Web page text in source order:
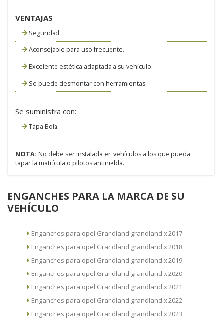
VENTAJAS
Seguridad.
Aconsejable para uso frecuente.
Excelente estética adaptada a su vehículo.
Se puede desmontar con herramientas.
Se suministra con:
Tapa Bola.
NOTA: No debe ser instalada en vehículos a los que pueda
tapar la matrícula o pilotos antiniebla.
ENGANCHES PARA LA MARCA DE SU
VEHÍCULO
Enganches para opel Grandland grandland x 2017
Enganches para opel Grandland grandland x 2018
Enganches para opel Grandland grandland x 2019
Enganches para opel Grandland grandland x 2020
Enganches para opel Grandland grandland x 2021
Enganches para opel Grandland grandland x 2022
Enganches para opel Grandland grandland x 2023